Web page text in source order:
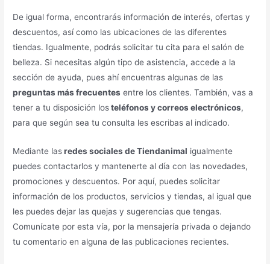
De igual forma, encontrarás información de interés, ofertas y
descuentos, así como las ubicaciones de las diferentes
tiendas. Igualmente, podrás solicitar tu cita para el salón de
belleza. Si necesitas algún tipo de asistencia, accede a la
sección de ayuda, pues ahí encuentras algunas de las
preguntas más frecuentes entre los clientes. También, vas a
tener a tu disposición losteléfonos y correos electrónicos,
para que según sea tu consulta les escribas al indicado.
Mediante lasredes sociales de Tiendanimal igualmente
puedes contactarlos y mantenerte al día con las novedades,
promociones y descuentos. Por aquí, puedes solicitar
información de los productos, servicios y tiendas, al igual que
les puedes dejar las quejas y sugerencias que tengas.
Comunícate por esta vía, por la mensajería privada o dejando
tu comentario en alguna de las publicaciones recientes.